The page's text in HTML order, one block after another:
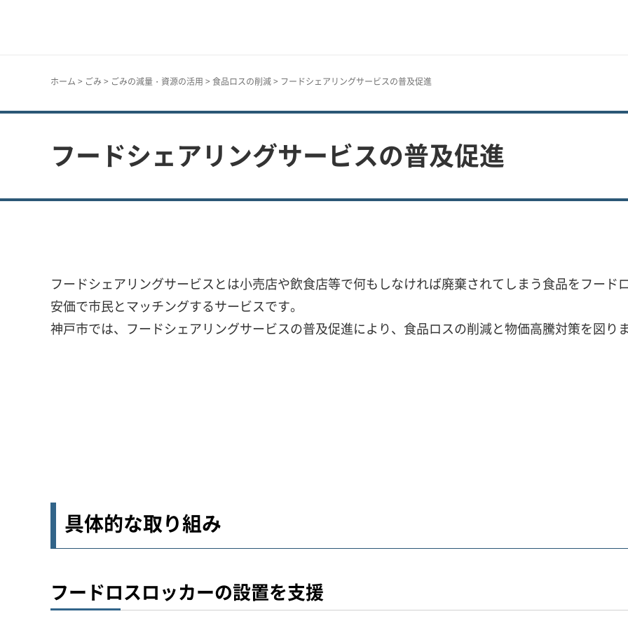
ホーム > ごみ > ごみの減量・資源の活用 > 食品ロスの削減> フードシェアリングサービスの普及促進
フードシェアリングサービスの普及促進
フードシェアリングサービスとは小売店や飲食店等で何もしなければ廃棄されてしまう食品をフー
安価で市民とマッチングするサービスです。
神戸市では、フードシェアリングサービスの普及促進により、食品ロスの削減と物価高騰対策を図り
具体的な取り組み
フードロスロッカーの設置を支援